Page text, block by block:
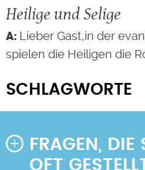
Heilige und Selige
Lieber Gast,in der
spielen die Heiligen die
SCHLAGWORTE
FRAGEN, DIE
OFT